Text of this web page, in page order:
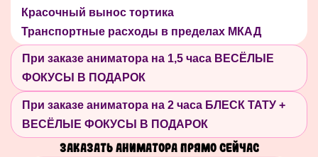
Красочный вынос тортика
Транспортные расходы в пределах МКАД
При заказе аниматора на 1,5 часа ВЕСЁЛЫЕ
ФОКУСЫ В ПОДАРОК
При заказе аниматора на 2 часа БЛЕСК ТАТУ +
ВЕСЁЛЫЕ ФОКУСЫ В ПОДАРОК
Заказать аниматора прямо сейчас